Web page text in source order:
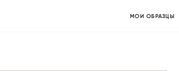
МОИ ОБРАЗЦЫ